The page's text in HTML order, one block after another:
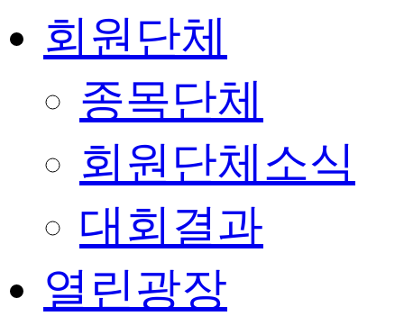
회원단체
종목단체
회원단체소식
대회결과
열린광장